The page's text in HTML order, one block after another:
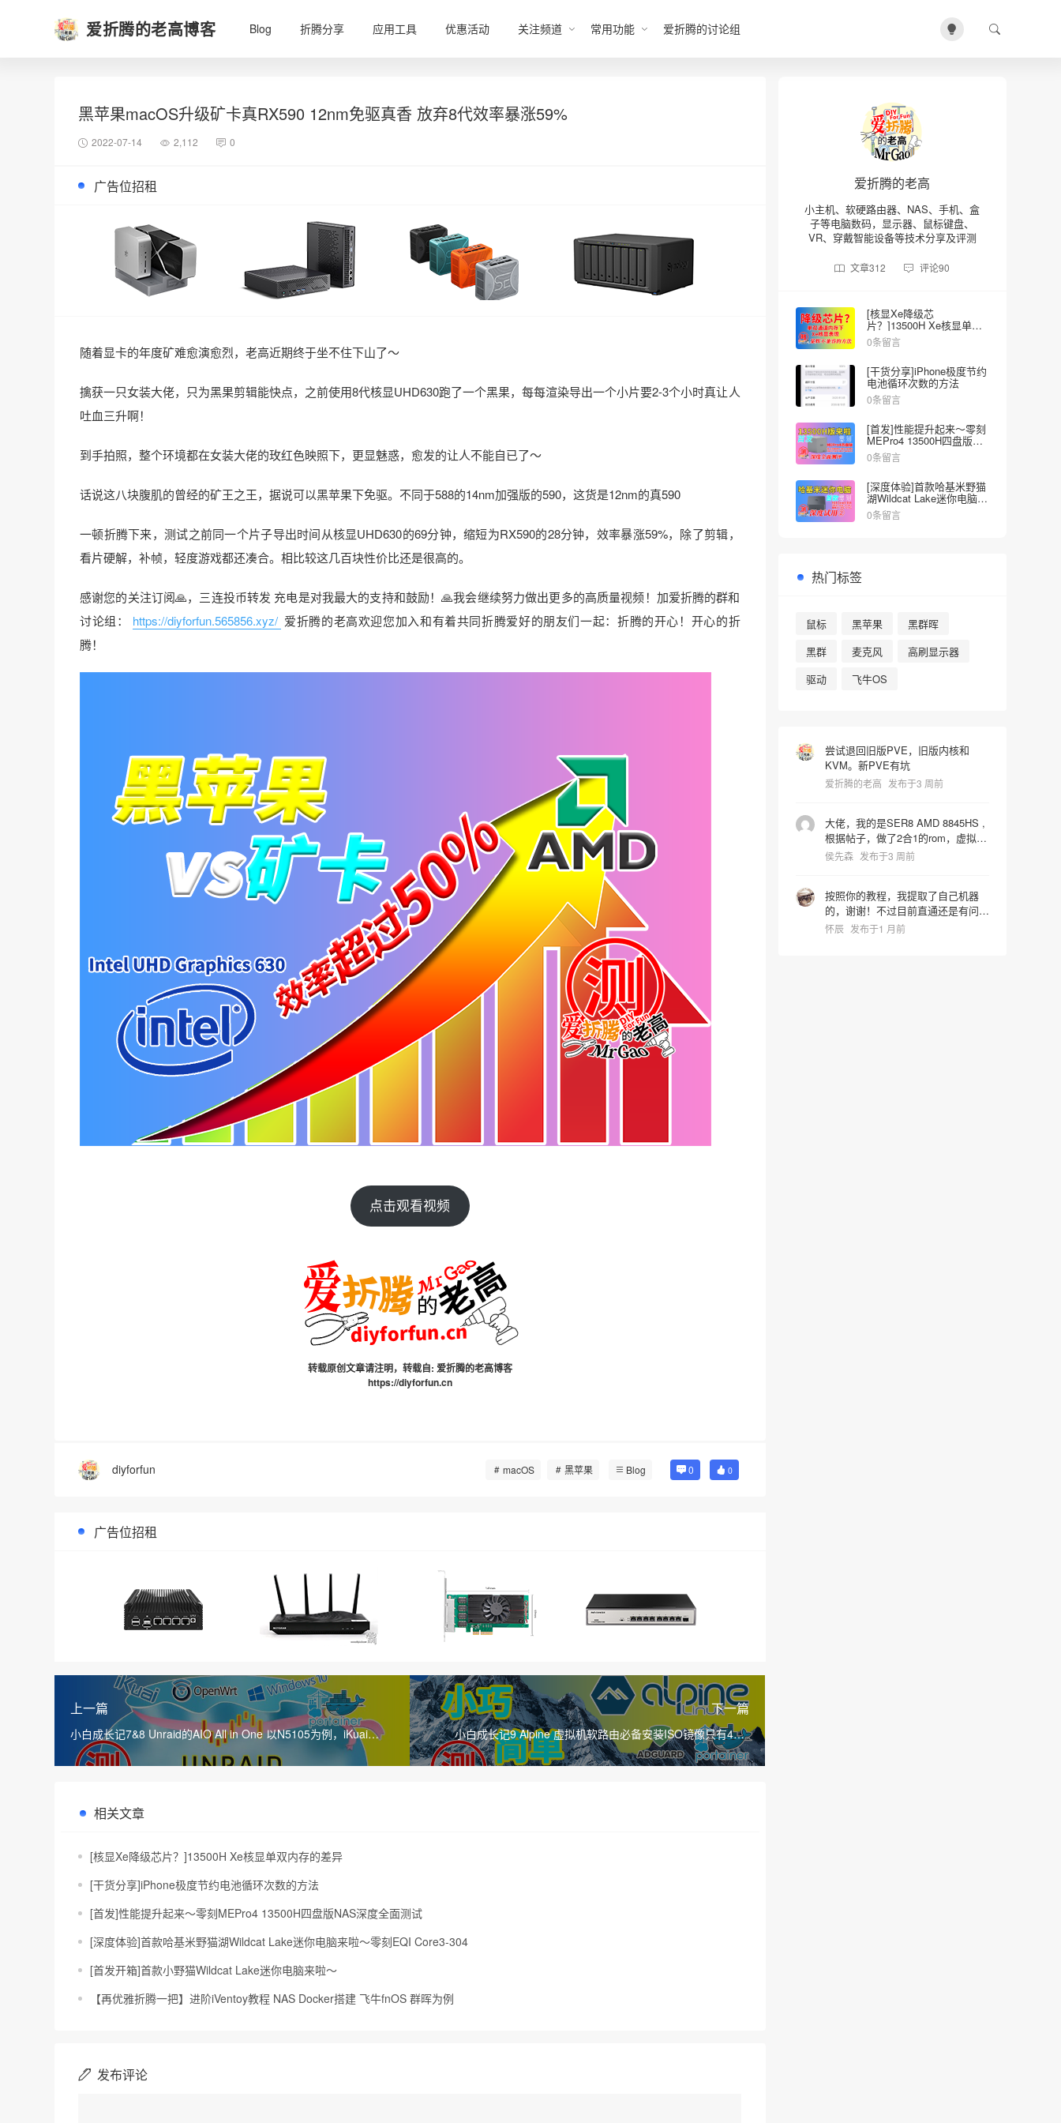
爱折腾的老高博客 Blog 折腾分享 应用工具 优惠活动 关注频道 常用功能 爱折腾的讨论组
黑苹果macOS升级矿卡真RX590 12nm免驱真香 放弃8代效率暴涨59%
2022-07-14 2,112 0
广告位招租
随着显卡的年度矿难愈演愈烈，老高近期终于坐不住下山了～
擒获一只女装大佬，只为黑果剪辑能快点，之前使用8代核显UHD630跑了一个黑果，每每渲染导出一个小片要2-3个小时真让人
吐血三升啊！
到手拍照，整个环境都在女装大佬的玫红色映照下，更显魅惑，愈发的让人不能自已了～
话说这八块腹肌的曾经的矿王之王，据说可以黑苹果下免驱。不同于588的14nm加强版的590，这货是12nm的真590
一顿折腾下来，测试之前同一个片子导出时间从核显UHD630的69分钟，缩短为RX590的28分钟，效率暴涨59%，除了剪辑，
看片硬解，补帧，轻度游戏都还凑合。相比较这几百块性价比还是很高的。
感谢您的关注订阅🙏，三连投币转发 充电是对我最大的支持和鼓励！🙏我会继续努力做出更多的高质量视频！加爱折腾的群和
讨论组：
https://diyforfun.565856.xyz/ 爱折腾的老高欢迎您加入和有着共同折腾爱好的朋友们一起：折腾的开心！开心的折
腾！
点击观看视频
转载原创文章请注明，转载自: 爱折腾的老高博客
https://diyforfun.cn
diyforfun macOS 黑苹果 Blog 0 0
广告位招租
上一篇
小白成长记7&8 Unraid的AIO All in One 以N5105为例，iKuai
OpenWRT 群晖等
下一篇
小白成长记9 Alpine 虚拟机软路由必备安装ISO镜像只有47m
docker
相关文章
[核显Xe降级芯片？]13500H Xe核显单双内存的差异
[干货分享]iPhone极度节约电池循环次数的方法
[首发]性能提升起来～零刻MEPro4 13500H四盘版NAS深度全面测试
[深度体验]首款哈基米野猫湖Wildcat Lake迷你电脑来啦～零刻EQI Core3-304
[首发开箱]首款小野猫Wildcat Lake迷你电脑来啦～
【再优雅折腾一把】进阶iVentoy教程 NAS Docker搭建 飞牛fnOS 群晖为例
发布评论
爱折腾的老高
小主机、软硬路由器、NAS、手机、盒
子等电脑数码，显示器、鼠标键盘、
VR、穿戴智能设备等技术分享及评测
文章312 评论90
[核显Xe降级芯
片？]13500H Xe核显单双
内存的差异
0条留言
[干货分享]iPhone极度节约
电池循环次数的方法
0条留言
[首发]性能提升起来～零刻
MEPro4 13500H四盘版
NAS深度全面测试
0条留言
[深度体验]首款哈基米野猫
湖Wildcat Lake迷你电脑来
啦～零刻EQI Core3-304
0条留言
热门标签
鼠标 黑苹果
黑群晖
黑群
麦克风
高刷显示器
驱动
飞牛OS
尝试退回旧版PVE，旧版内核和
KVM。新PVE有坑
爱折腾的老高 发布于3 周前
大佬，我的是SER8 AMD 8845HS ,
根据帖子，做了2合1的rom，虚拟机
启动识别镜像时屏幕就卡死了，宿主
0000:65:00.0,pcie=1,x-
vga=1,romfile=8845HS_vbios.rom
hostpci1: 0000:65:00.1 vga: none
侯先森 发布于3 周前
按照你的教程，我提取了自己机器
的，谢谢！不过目前直通还是有问
题，进系统后核显报43代码错误。
怀辰 发布于1 月前